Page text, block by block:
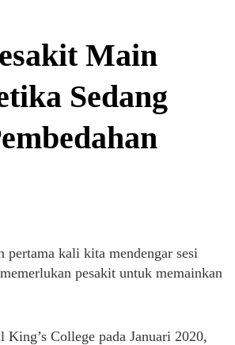
Main
Sedang
pertama kali kita mendengar sesi
pesakit untuk memainkan
College pada Januari 2020,